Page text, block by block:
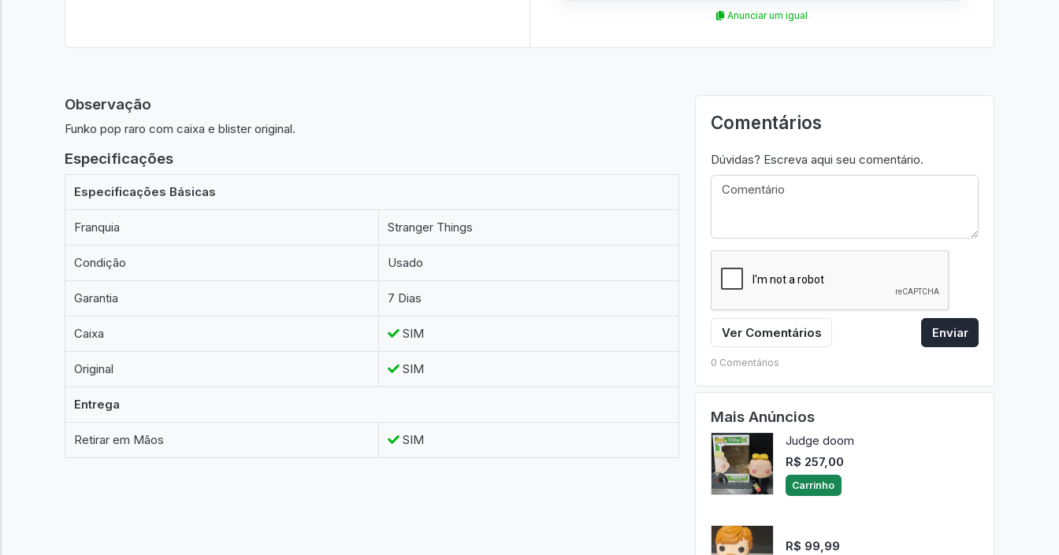
Anunciar um igual
Observação
Funko pop raro com caixa e blister original.
Especificações
Especificações Básicas
Franquia Stranger Things
Condição Usado
Garantia 7 Dias
Caixa SIM
Original SIM
Entrega
Retirar em Mãos SIM
Comentários
Dúvidas? Escreva aqui seu comentário.
Ver Comentários Enviar
0 Comentários
Mais Anúncios
Judge doom
R$ 257,00
Carrinho
R$ 99,99